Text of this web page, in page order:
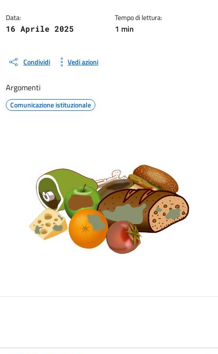
Data:
16 Aprile 2025
Tempo di lettura:
1 min
Condividi Vedi azioni
Argomenti
Comunicazione istituzionale